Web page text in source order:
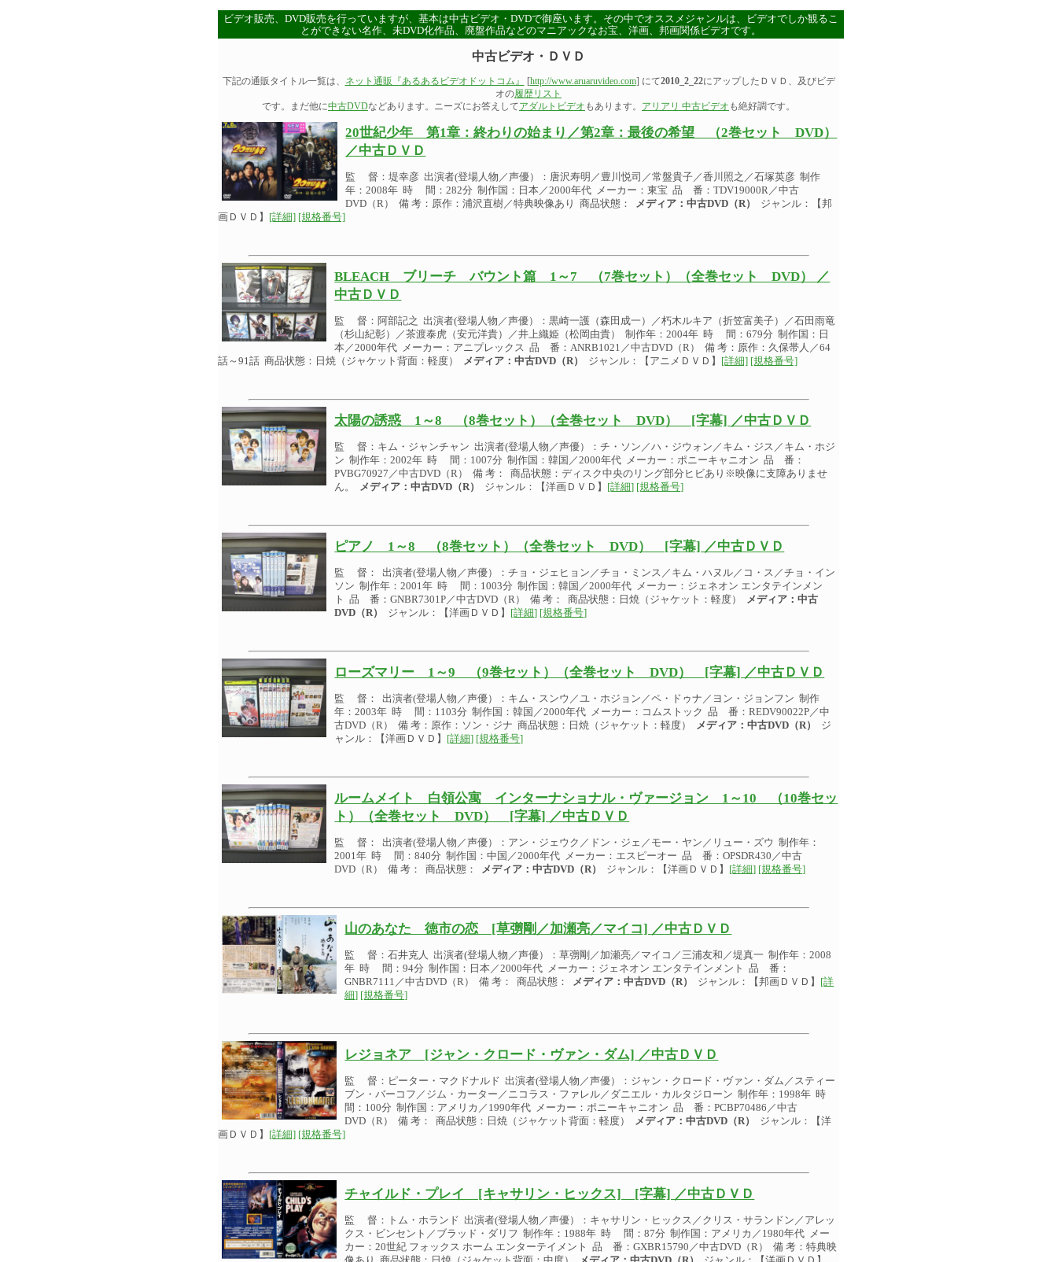
ビデオ販売、DVD販売を行っていますが、基本は中古ビデオ・DVDで御座います。その中でオススメジャンルは、ビデオでしか観るこ
とができない名作、未DVD化作品、廃盤作品などのマニアックなお宝、洋画、邦画関係ビデオです。
中古ビデオ・ＤＶＤ
下記の通販タイトル一覧は、 ネット通販『あるあるビデオドットコム』 [http://www.aruaruvideo.com] にて2010_2_22にアップしたＤＶＤ、及びビデ
オの履歴リスト
です。まだ他に中古DVDなどあります。ニーズにお答えしてアダルトビデオ もあります。 アリアリ 中古ビデオ も絶好調です。
20世紀少年 第1章：終わりの始まり／第2章：最後の希望 （2巻セット DVD）
／中古ＤＶＤ
監 督：堤幸彦 出演者(登場人物／声優）：唐沢寿明／豊川悦司／常盤貴子／香川照之／石塚英彦 制作
年：2008年 時 間：282分 制作国：日本／2000年代 メーカー：東宝 品 番：TDV19000R／中古
DVD（R） 備 考：原作：浦沢直樹／特典映像あり 商品状態：
メディア：中古DVD（R）
ジャンル：【邦
画ＤＶＤ】
[詳細] [規格番号]
BLEACH ブリーチ バウント篇 1～7 （7巻セット）（全巻セット DVD） ／
中古ＤＶＤ
監 督：阿部記之 出演者(登場人物／声優）：黒崎一護（森田成一）／朽木ルキア（折笠富美子）／石田雨竜
（杉山紀彰）／茶渡泰虎（安元洋貴）／井上織姫（松岡由貴） 制作年：2004年 時 間：679分 制作国：日
本／2000年代 メーカー：アニプレックス 品 番：ANRB1021／中古DVD（R） 備 考：原作：久保帯人／64
話～91話 商品状態：日焼（ジャケット背面：軽度）
メディア：中古DVD（R） ジャンル：【アニメＤＶＤ】 [詳細] [規格番号]
太陽の誘惑 1～8 （8巻セット）（全巻セット DVD） [字幕] ／中古ＤＶＤ
監 督：キム・ジャンチャン 出演者(登場人物／声優）：チ・ソン／ハ・ジウォン／キム・ジス／キム・ホジ
ン 制作年：2002年 時 間：1007分 制作国：韓国／2000年代 メーカー：ポニーキャニオン 品 番：
PVBG70927／中古DVD（R） 備 考： 商品状態：ディスク中央のリング部分ヒビあり※映像に支障ありませ
ん。
メディア：中古DVD（R） ジャンル：【洋画ＤＶＤ】 [詳細] [規格番号]
ピアノ 1～8 （8巻セット）（全巻セット DVD） [字幕] ／中古ＤＶＤ
監 督： 出演者(登場人物／声優）：チョ・ジェヒョン／チョ・ミンス／キム・ハヌル／コ・ス／チョ・イン
ソン 制作年：2001年 時 間：1003分 制作国：韓国／2000年代 メーカー：ジェネオン エンタテインメン
ト 品 番：GNBR7301P／中古DVD（R） 備 考： 商品状態：日焼（ジャケット：軽度）
メディア：中古
DVD（R）
ジャンル：【洋画ＤＶＤ】 [詳細] [規格番号]
ローズマリー 1～9 （9巻セット）（全巻セット DVD） [字幕] ／中古ＤＶＤ
監 督： 出演者(登場人物／声優）：キム・スンウ／ユ・ホジョン／ペ・ドゥナ／ヨン・ジョンフン 制作
年：2003年 時 間：1103分 制作国：韓国／2000年代 メーカー：コムストック 品 番：REDV90022P／中
古DVD（R） 備 考：原作：ソン・ジナ 商品状態：日焼（ジャケット：軽度）
メディア：中古DVD（R）
ジ
ャンル：【洋画ＤＶＤ】
[詳細] [規格番号]
ルームメイト 白領公寓 インターナショナル・ヴァージョン 1～10 （10巻セッ
ト）（全巻セット DVD） [字幕] ／中古ＤＶＤ
監 督： 出演者(登場人物／声優）：アン・ジェウク／ドン・ジェ／モー・ヤン／リュー・ズウ 制作年：
2001年 時 間：840分 制作国：中国／2000年代 メーカー：エスピーオー 品 番：OPSDR430／中古
DVD（R） 備 考： 商品状態：
メディア：中古DVD（R） ジャンル：【洋画ＤＶＤ】 [詳細] [規格番号]
山のあなた 徳市の恋 [草彅剛／加瀬亮／マイコ] ／中古ＤＶＤ
監 督：石井克人 出演者(登場人物／声優）：草彅剛／加瀬亮／マイコ／三浦友和／堤真一 制作年：2008
年 時 間：94分 制作国：日本／2000年代 メーカー：ジェネオン エンタテインメント 品 番：
GNBR7111／中古DVD（R） 備 考： 商品状態：
メディア：中古DVD（R） ジャンル：【邦画ＤＶＤ】
[詳
細] [規格番号]
レジョネア [ジャン・クロード・ヴァン・ダム] ／中古ＤＶＤ
監 督：ピーター・マクドナルド 出演者(登場人物／声優）：ジャン・クロード・ヴァン・ダム／スティー
ブン・バーコフ／ジム・カーター／ニコラス・ファレル／ダニエル・カルタジローン 制作年：1998年 時
間：100分 制作国：アメリカ／1990年代 メーカー：ポニーキャニオン 品 番：PCBP70486／中古
DVD（R） 備 考： 商品状態：日焼（ジャケット背面：軽度）
メディア：中古DVD（R）
ジャンル：【洋
画ＤＶＤ】
[詳細] [規格番号]
チャイルド・プレイ [キャサリン・ヒックス] [字幕] ／中古ＤＶＤ
監 督：トム・ホランド 出演者(登場人物／声優）：キャサリン・ヒックス／クリス・サランドン／アレッ
クス・ビンセント／ブラッド・ダリフ 制作年：1988年 時 間：87分 制作国：アメリカ／1980年代 メー
カー：20世紀 フォックス ホーム エンターテイメント 品 番：GXBR15790／中古DVD（R） 備 考：特典映